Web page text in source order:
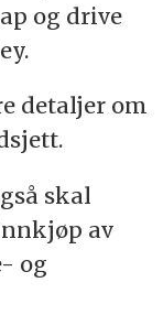
og drive
detaljer om
skal
av
og